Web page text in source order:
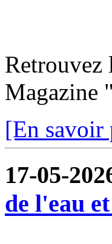
Magazine
[En savoir
17-05-
de l'eau